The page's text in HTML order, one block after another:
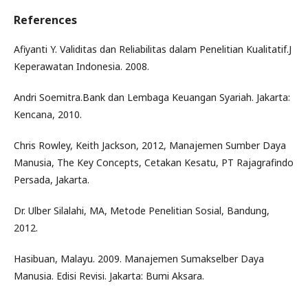
References
Afiyanti Y. Validitas dan Reliabilitas dalam Penelitian Kualitatif.J
Keperawatan Indonesia. 2008.
Andri Soemitra.Bank dan Lembaga Keuangan Syariah. Jakarta:
Kencana, 2010.
Chris Rowley, Keith Jackson, 2012, Manajemen Sumber Daya
Manusia, The Key Concepts, Cetakan Kesatu, PT Rajagrafindo
Persada, Jakarta.
Dr. Ulber Silalahi, MA, Metode Penelitian Sosial, Bandung,
2012.
Hasibuan, Malayu. 2009. Manajemen Sumakselber Daya
Manusia. Edisi Revisi. Jakarta: Bumi Aksara.